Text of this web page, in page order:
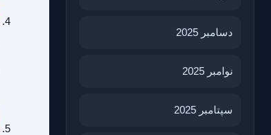
دسامبر 2025
نوامبر 2025
سپتامبر 2025